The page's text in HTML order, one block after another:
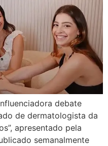
debate
de dermatologista da
apresentado pela
semanalmente